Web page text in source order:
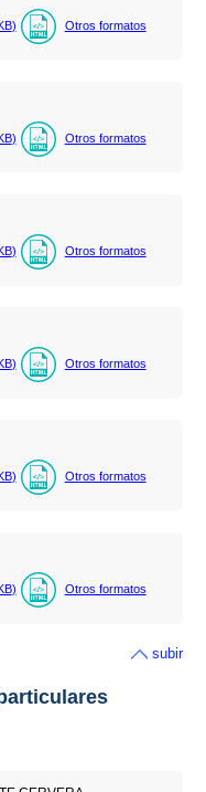
) Otros formatos
) Otros formatos
) Otros formatos
) Otros formatos
KB) Otros formatos
KB) Otros formatos
subir